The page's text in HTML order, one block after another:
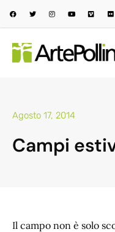
Agosto 17, 2014
Campi
Il campo non è solo